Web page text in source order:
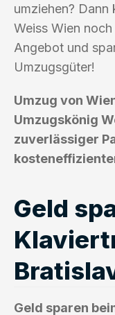
umziehen?
Weiss Wien
Angebot und
Umzugsgüter!
Umzug von
Umzugskönig
zuverlässiger
Geld
Geld sparen